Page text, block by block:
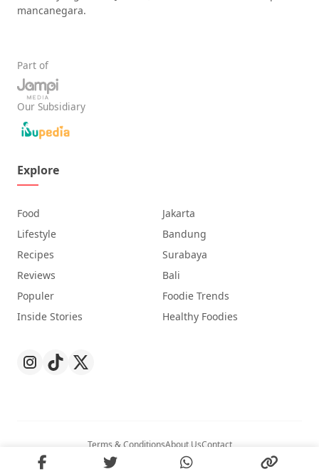
mancanegara.
Part of
Our Subsidiary
Explore
Food
Lifestyle
Recipes
Reviews
Populer
Inside Stories
Jakarta
Bandung
Surabaya
Bali
Foodie Trends
Healthy Foodies
Terms & ConditionsAbout UsContact
© 2026
. All Rights Reserved.